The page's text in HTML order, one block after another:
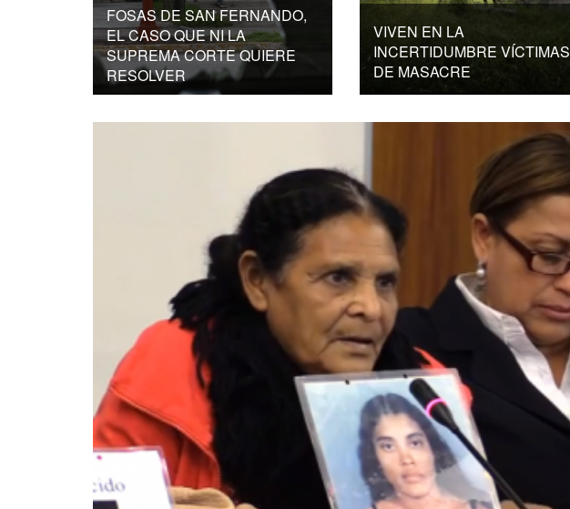
FOSAS DE SAN FERNANDO,
EL CASO QUE NI LA
SUPREMA CORTE QUIERE
RESOLVER
VIVEN EN LA
INCERTIDUMBRE VÍCTIMAS
DE MASACRE